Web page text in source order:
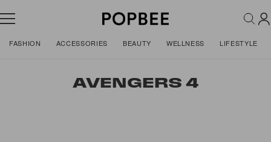
FASHION ACCESSORIES BEAUTY WELLNESS LIFESTYLE
AVENGERS 4